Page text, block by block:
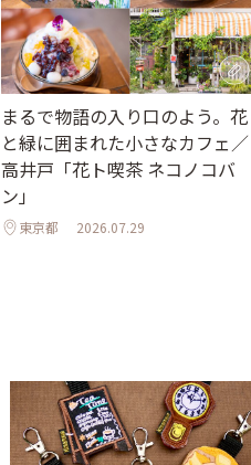
まるで物語の入り口のよう。花
と緑に囲まれた小さなカフェ／
高井戸「花ト喫茶 ネコノコバ
ン」
東京都 2026.07.29